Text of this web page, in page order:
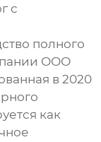
с
полного
ООО
в 2020
как